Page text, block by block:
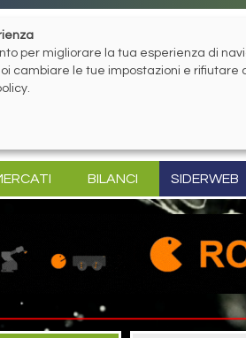
BILANCI SIDERWEB
per migliorare la tua esperienza di
cambiare le tue impostazioni e